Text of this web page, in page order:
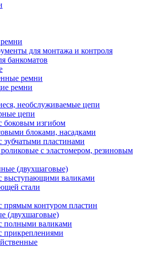
для монтажа и контроля
банкоматов
ремни
ремни
необслуживаемые цепи
цепи
боковым изгибом
блоками, насадками
зубчатыми пластинами
с эластомером, резиновым
(двухшаговые)
выступающими валиками
стали
прямым контуром пластин
(двухшаговые)
полными валиками
прикреплениями